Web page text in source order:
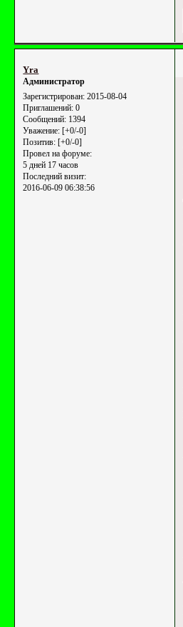
Yrа
Администратор
Зарегистрирован: 2015-08-04
Приглашений: 0
Сообщений: 1394
Уважение: [+0/-0]
Позитив: [+0/-0]
Провел на форуме:
5 дней 17 часов
Последний визит:
2016-06-09 06:38:56